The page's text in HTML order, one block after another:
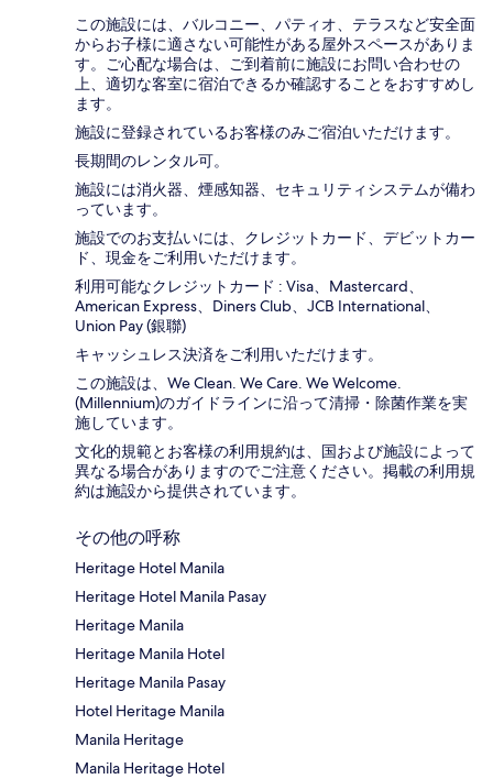
この施設には、バルコニー、パティオ、テラスなど安全面
からお子様に適さない可能性がある屋外スペースがありま
す。ご心配な場合は、ご到着前に施設にお問い合わせの
上、適切な客室に宿泊できるか確認することをおすすめし
ます。
施設に登録されているお客様のみご宿泊いただけます。
長期間のレンタル可。
施設には消火器、煙感知器、セキュリティシステムが備わ
っています。
施設でのお支払いには、クレジットカード、デビットカー
ド、現金をご利用いただけます。
利用可能なクレジットカード : Visa、Mastercard、
American Express、Diners Club、JCB International、
Union Pay (銀聯)
キャッシュレス決済をご利用いただけます。
この施設は、We Clean. We Care. We Welcome.
(Millennium)のガイドラインに沿って清掃・除菌作業を実
施しています。
文化的規範とお客様の利用規約は、国および施設によって
異なる場合がありますのでご注意ください。掲載の利用規
約は施設から提供されています。
その他の呼称
Heritage Hotel Manila
Heritage Hotel Manila Pasay
Heritage Manila
Heritage Manila Hotel
Heritage Manila Pasay
Hotel Heritage Manila
Manila Heritage
Manila Heritage Hotel